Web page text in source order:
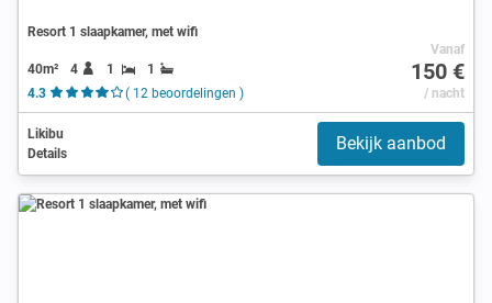
Resort 1 slaapkamer, met wifi
40m² 4 1
1
4.3
( 12 beoordelingen )
Vanaf
150 €
/ nacht
Likibu
Details
Bekijk aanbod